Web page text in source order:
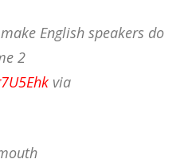
English speakers do
2
via